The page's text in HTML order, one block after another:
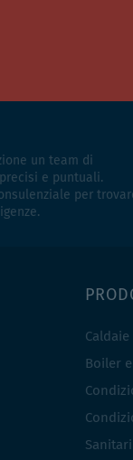
un team di
e puntuali.
per
Caldaie
Boiler